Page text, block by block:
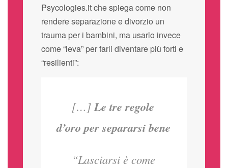
Psycologies.it che spiega come non
rendere separazione e divorzio un
trauma per i bambini, ma usarlo invece
come “leva” per farli diventare più forti e
“resilienti”:
[…]Le tre regole
d’oro per separarsi bene
“Lasciarsi è come